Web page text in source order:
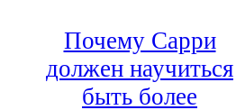
Почему Сарри
должен научиться
быть более